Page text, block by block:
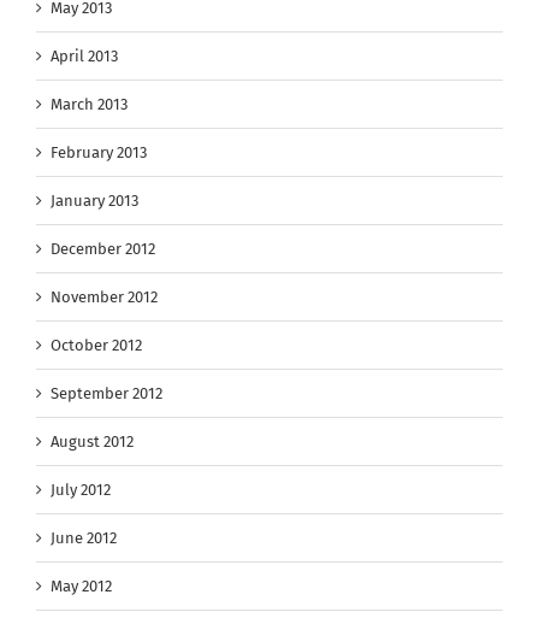
May 2013
April 2013
March 2013
February 2013
January 2013
December 2012
November 2012
October 2012
September 2012
August 2012
July 2012
June 2012
May 2012